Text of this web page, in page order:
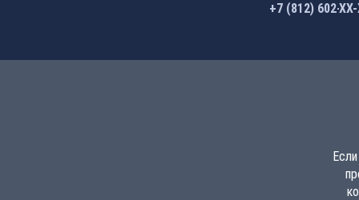
+7 (812) 602-